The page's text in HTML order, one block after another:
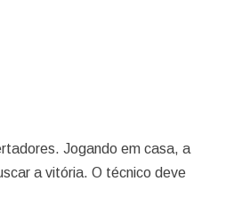
Jogando em casa, a
a vitória. O técnico deve